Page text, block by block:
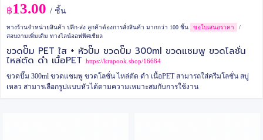
฿13.00 / ชิ้น
ทางร้านจำหน่ายสินค้า ปลีก-ส่ง ลูกค้าต้องการสั่งสินค้า มากกว่า 100 ชิ้น ขอใบเสนอราคา
/
สอบถามเพิ่มเติม ทางไลน์ออฟฟิศเชียล
ขวดปั๊ม PET ใส + หัวปั๊ม ขวดปั๊ม 300ml ขวดแชมพู ขวดโลชั่น
ไหล่ตัด ดำ เนื้อPET https://krapook.shop/16684
ขวดปั๊ม 300ml ขวดแชมพู ขวดโลชั่น ไหล่ตัด ดำ เนื้อPETสามารถใส่ครีมโลชั่น สบู่
เหลว สามารเลือกรูปแบบหัวได้ตามความเหมาะสมกับการใช้งาน